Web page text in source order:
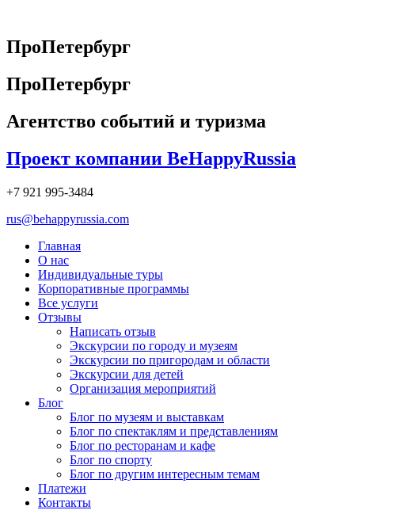
содержимому
ПроПетербург
ПроПетербург
Агентство событий и туризма
Проект компании BeHappyRussia
+7 921 995-3484
rus@behappyrussia.com
Главная
О нас
Индивидуальные туры
Корпоративные программы
Все услуги
Отзывы
Написать отзыв
Экскурсии по городу и музеям
Экскурсии по пригородам и области
Экскурсии для детей
Организация мероприятий
Блог
Блог по музеям и выставкам
Блог по спектаклям и представлениям
Блог по ресторанам и кафе
Блог по спорту
Блог по другим интересным темам
Платежи
Контакты